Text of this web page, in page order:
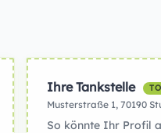
Ihre Tankstelle
Musterstraße 1, 70190
So könnte Ihr Profil